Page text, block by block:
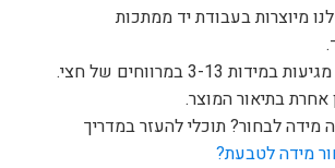
מיוצרות בעבודת יד ממתכות
הטבעות שלנו מגיעות במידות 3-13 במרווחים של חצי.
אחרת בתיאור המוצר.
מידה לבחור? תוכלי להעזר במדריך
מידה לטבעת?